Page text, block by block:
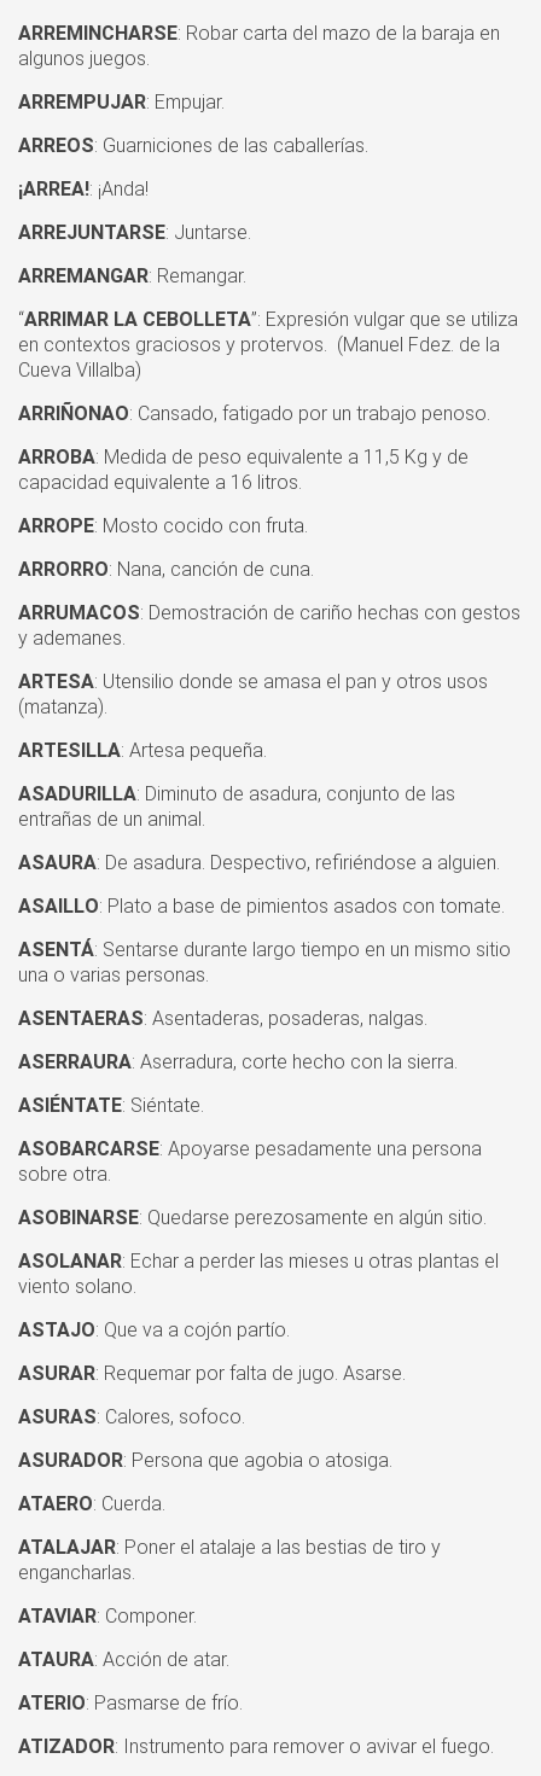
ARREMINCHARSE: Robar carta del mazo de la baraja en
algunos juegos.
ARREMPUJAR: Empujar.
ARREOS: Guarniciones de las caballerías.
¡ARREA!: ¡Anda!
ARREJUNTARSE: Juntarse.
ARREMANGAR: Remangar.
“ARRIMAR LA CEBOLLETA”: Expresión vulgar que se utiliza
en contextos graciosos y protervos. (Manuel Fdez. de la
Cueva Villalba)
ARRIÑONAO: Cansado, fatigado por un trabajo penoso.
ARROBA: Medida de peso equivalente a 11,5 Kg y de
capacidad equivalente a 16 litros.
ARROPE: Mosto cocido con fruta.
ARRORRO: Nana, canción de cuna.
ARRUMACOS: Demostración de cariño hechas con gestos
y ademanes.
ARTESA: Utensilio donde se amasa el pan y otros usos
(matanza).
ARTESILLA: Artesa pequeña.
ASADURILLA: Diminuto de asadura, conjunto de las
entrañas de un animal.
ASAURA: De asadura. Despectivo, refiriéndose a alguien.
ASAILLO: Plato a base de pimientos asados con tomate.
ASENTÁ: Sentarse durante largo tiempo en un mismo sitio
una o varias personas.
ASENTAERAS: Asentaderas, posaderas, nalgas.
ASERRAURA: Aserradura, corte hecho con la sierra.
ASIÉNTATE: Siéntate.
ASOBARCARSE: Apoyarse pesadamente una persona
sobre otra.
ASOBINARSE: Quedarse perezosamente en algún sitio.
ASOLANAR: Echar a perder las mieses u otras plantas el
viento solano.
ASTAJO: Que va a cojón partío.
ASURAR: Requemar por falta de jugo. Asarse.
ASURAS: Calores, sofoco.
ASURADOR: Persona que agobia o atosiga.
ATAERO: Cuerda.
ATALAJAR: Poner el atalaje a las bestias de tiro y
engancharlas.
ATAVIAR: Componer.
ATAURA: Acción de atar.
ATERIO: Pasmarse de frío.
ATIZADOR: Instrumento para remover o avivar el fuego.